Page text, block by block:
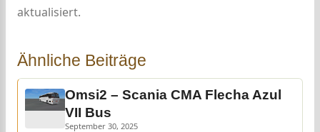
aktualisiert.
Ähnliche Beiträge
Omsi2 – Scania CMA Flecha Azul
VII Bus
September 30, 2025